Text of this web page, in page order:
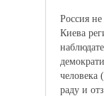
Россия
Киева
раду и